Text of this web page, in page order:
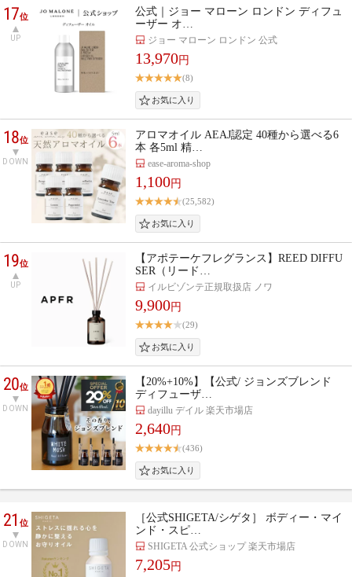
17位
UP
公式｜ジョー マローン ロンドン ディフュ
ーザー オ…
ジョー マローン ロンドン 公式
13,970円
(8)
18位
DOWN
アロマオイル AEAJ認定 40種から選べる6
本 各5ml 精…
ease-aroma-shop
1,100円
(25,582)
19位
UP
【アポテーケフレグランス】REED DIFFU
SER（リード…
イルビゾンテ正規取扱店 ノワ
9,900円
(29)
20位
DOWN
【20%+10%】【公式/ ジョンズブレンド
ディフューザ…
dayillu デイル 楽天市場店
2,640円
(436)
21位
DOWN
［公式SHIGETA/シゲタ］ ボディー・マイ
ンド・スピ…
SHIGETA 公式ショップ 楽天市場店
7,205円